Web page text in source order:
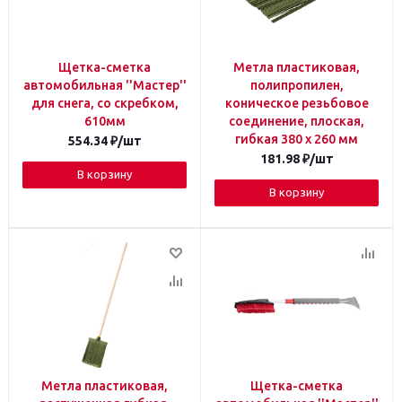
Щетка-сметка
автомобильная ''Мастер''
для снега, со скребком,
610мм
554.34₽/шт
В корзину
Метла пластиковая,
полипропилен,
коническое резьбовое
соединение, плоская,
гибкая 380 х 260 мм
181.98₽/шт
В корзину
Метла пластиковая,
Щетка-сметка